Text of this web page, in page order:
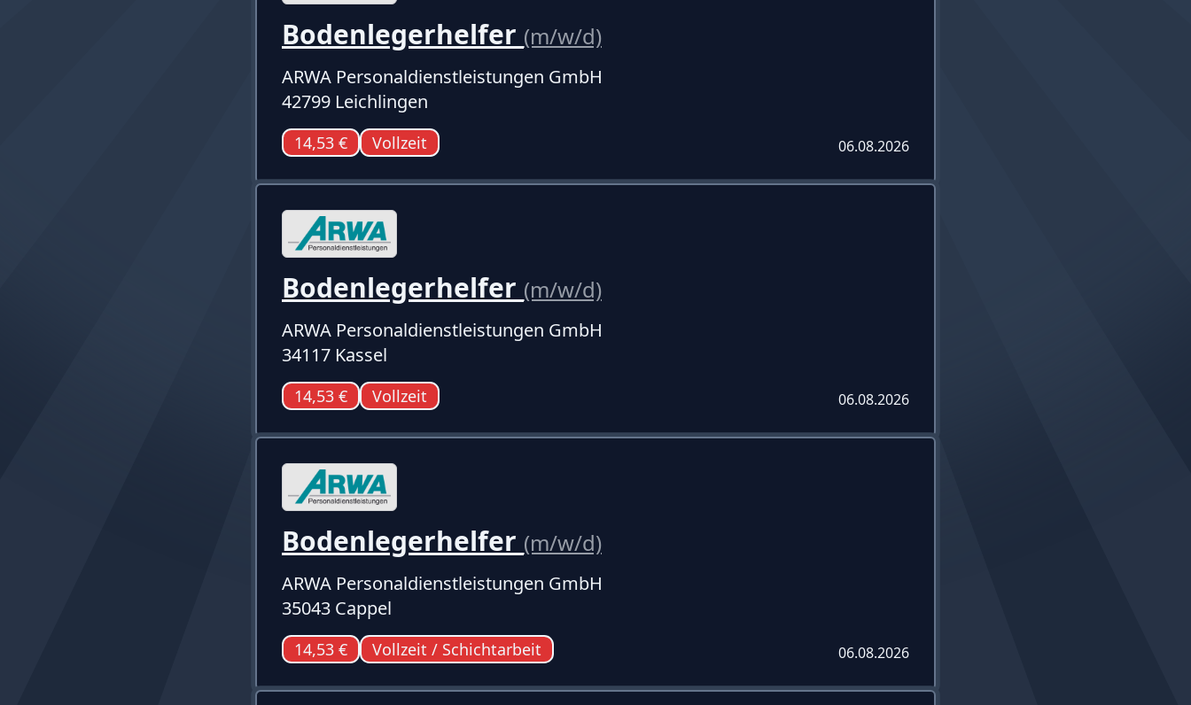
Bodenlegerhelfer (m/w/d)
ARWA Personaldienstleistungen GmbH
42799 Leichlingen
14,53 € Vollzeit 06.08.2026
Bodenlegerhelfer (m/w/d)
ARWA Personaldienstleistungen GmbH
34117 Kassel
14,53 € Vollzeit 06.08.2026
Bodenlegerhelfer (m/w/d)
ARWA Personaldienstleistungen GmbH
35043 Cappel
14,53 € Vollzeit / Schichtarbeit 06.08.2026